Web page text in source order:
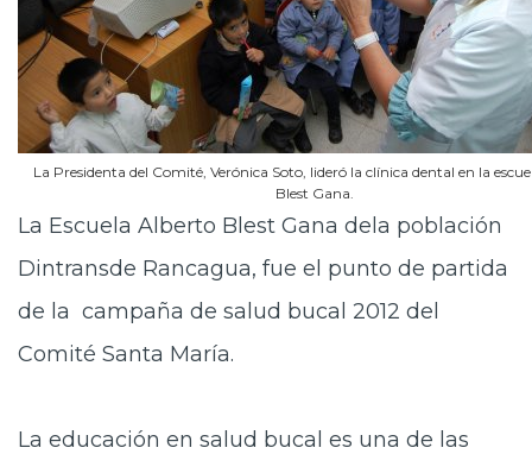
La Presidenta del Comité, Verónica Soto, lideró la clínica dental en la
Blest Gana.
La Escuela Alberto Blest Gana dela población
Dintransde Rancagua, fue el punto de partida
de la campaña de salud bucal 2012 del
Comité Santa María.
La educación en salud bucal es una de las